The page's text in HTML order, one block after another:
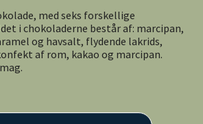
med seks forskellige
i chokoladerne består af: marcipan,
og havsalt, flydende lakrids,
af rom, kakao og marcipan.